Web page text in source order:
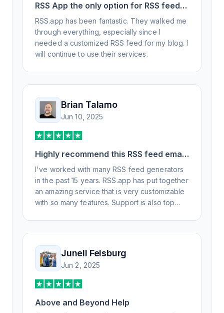
RSS App the only option for RSS feed
generation
RSS.app has been fantastic. They walked me
through everything, especially since I
needed a customized RSS feed for my blog. I
will continue to use their services.
Brian Talamo
Jun 10, 2025
Highly recommend this RSS feed email
/ widget generator service.
I've worked with many RSS feed generators
in the past 15 years. RSS.app has put together
an amazing service that is very customizable
with so many features. Support is also top
professionally. Highly recommend for all your
RSS feed needs. Our trucking news hub
website couldn't work without it. Thank you.
Junell Felsburg
Jun 2, 2025
Above and Beyond Help